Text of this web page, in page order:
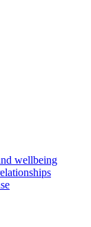
wellbeing